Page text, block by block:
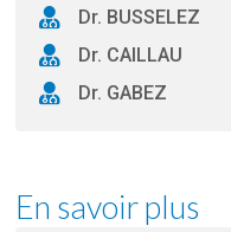
Dr. BUSSELEZ
Dr. CAILLAU
Dr. GABEZ
En savoir plus